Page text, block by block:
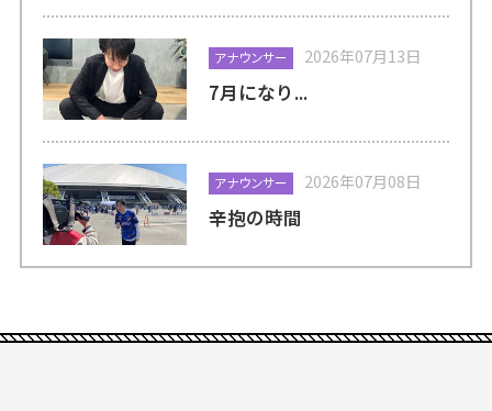
アナウンサー 2026年07月13日
7月になり...
アナウンサー 2026年07月08日
辛抱の時間